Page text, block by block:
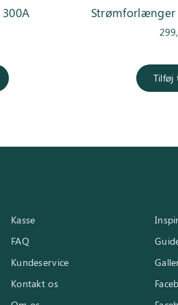
Tilføj
Kasse
FAQ
Kundeservice
Kontakt os